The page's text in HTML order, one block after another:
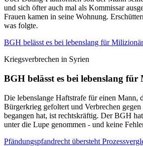
und sich öfter auch mal als Kommissar
Frauen kamen in seine Wohnung.
was folgte.
BGH belässt es bei lebenslang für Milizionär
Kriegsverbrechen in Syrien
BGH belässt es bei lebenslang
Die lebenslange Haftstrafe für einen Mann,
Bürgerkrieg gefoltert und Verbrechen
begangen hat, ist rechtskräftig. Der BGH
unter die Lupe genommen - und keine
Pfändungspfandrecht übersteht